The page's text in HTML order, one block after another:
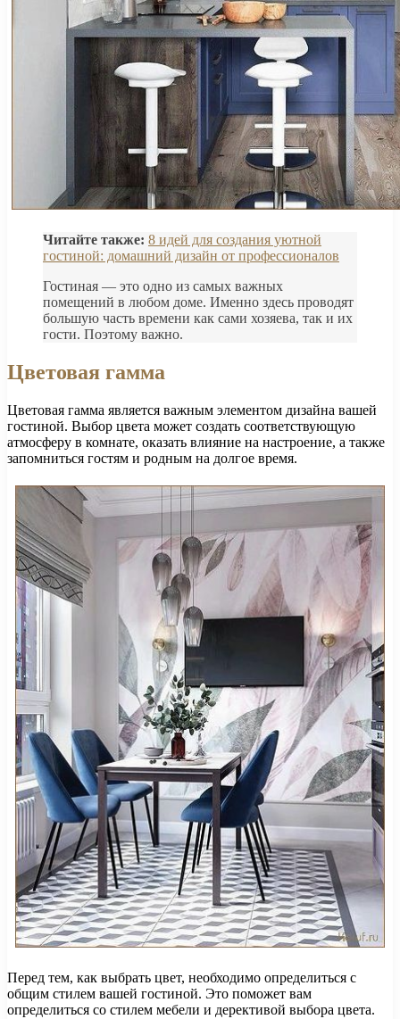
Читайте также: 8 идей для создания уютной
гостиной: домашний дизайн от профессионалов
Гостиная — это одно из самых важных
помещений в любом доме. Именно здесь проводят
большую часть времени как сами хозяева, так и их
гости. Поэтому важно.
Цветовая гамма
Цветовая гамма является важным элементом дизайна вашей
гостиной. Выбор цвета может создать соответствующую
атмосферу в комнате, оказать влияние на настроение, а также
запомниться гостям и родным на долгое время.
Перед тем, как выбрать цвет, необходимо определиться с
общим стилем вашей гостиной. Это поможет вам
определиться со стилем мебели и дерективой выбора цвета.